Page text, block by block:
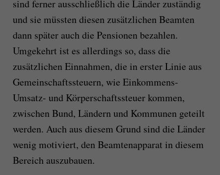
sind ferner ausschließlich die Länder zuständig
und sie müssten diesen zusätzlichen Beamten
dann später auch die Pensionen bezahlen.
Umgekehrt ist es allerdings so, dass die
zusätzlichen Einnahmen, die in erster Linie aus
Gemeinschaftssteuern, wie Einkommens-
Umsatz- und Körperschaftssteuer kommen,
zwischen Bund, Ländern und Kommunen geteilt
werden. Auch aus diesem Grund sind die Länder
wenig motiviert, den Beamtenapparat in diesem
Bereich auszubauen.